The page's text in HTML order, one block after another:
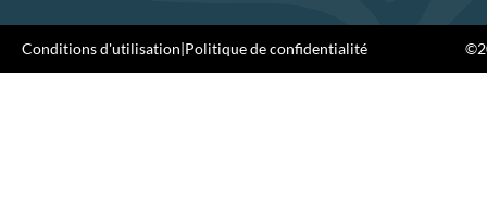
Conditions d'utilisation|Politique de confidentialité